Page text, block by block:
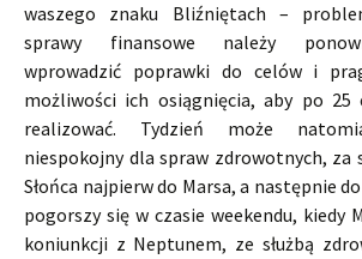
waszego znaku Bliźniętach –
sprawy finansowe należy
wprowadzić poprawki do celów i
możliwości ich osiągnięcia, aby po 25
realizować. Tydzień może
niespokojny dla spraw zdrowotnych, za
Słońca najpierw do Marsa, a następnie
pogorszy się w czasie weekendu, kiedy
koniunkcji z Neptunem, ze służbą